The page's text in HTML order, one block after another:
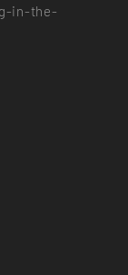
in-the-